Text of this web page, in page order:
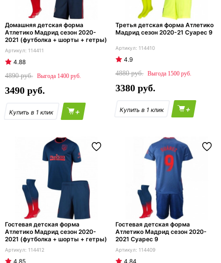
Домашняя детская форма
Атлетико Мадрид сезон 2020-
2021 (футболка + шорты + гетры)
114411
4.88
4890
1400
3490
+
Третья детская форма Атлетико
Мадрид сезон 2020-21 Суарес 9
114410
4.9
4880
1500
3380
+
Гостевая детская форма
Атлетико Мадрид сезон 2020-
2021 (футболка + шорты + гетры)
114412
4.85
Гостевая детская форма
Атлетико Мадрид сезон 2020-
2021 Суарес 9
114409
4.84